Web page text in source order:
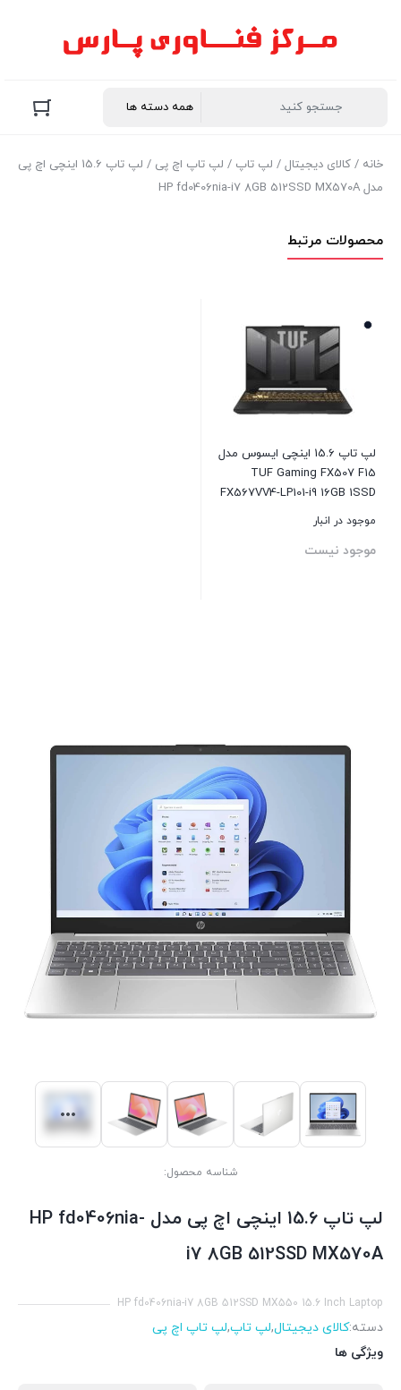
خانه / کالای دیجیتال / لپ تاپ / لپ تاپ اچ پی
/ لپ تاپ 15.6 اینچی اچ‌ پی
مدل HP fd0406nia-i7 8GB 512SSD MX570A
محصولات مرتبط
لپ تاپ 15.6 اینچی ایسوس مدل
TUF Gaming FX507 F15
FX567VV4-LP101-i9 16GB 1SSD
موجود در انبار
موجود نیست
شناسه محصول:
لپ تاپ 15.6 اینچی اچ‌ پی مدل HP fd0406nia-
i7 8GB 512SSD MX570A
HP fd0406nia-i7 8GB 512SSD MX550 15.6 Inch Laptop
دسته:کالای دیجیتال,لپ تاپ,لپ تاپ اچ پی
ویژگی ها